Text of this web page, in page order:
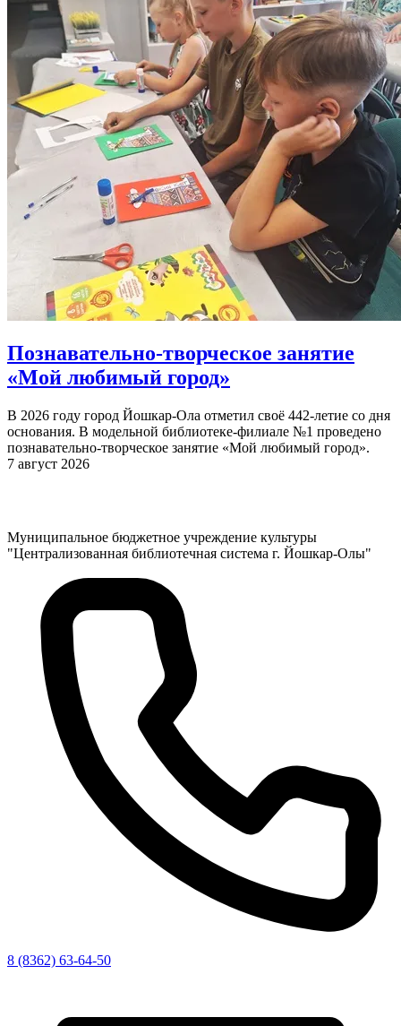
Познавательно-творческое занятие
«Мой любимый город»
В 2026 году город Йошкар-Ола отметил своё 442-летие со дня
основания. В модельной библиотеке-филиале №1 проведено
познавательно-творческое занятие «Мой любимый город».
7 август 2026
Муниципальное бюджетное учреждение культуры
"Централизованная библиотечная система г. Йошкар-Олы"
8 (8362) 63-64-50